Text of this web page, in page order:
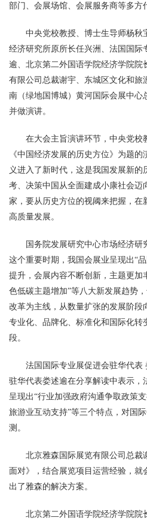
部门、会展场馆、会展服务商等多方
中央党校教授、博士生导师杨秋
经济研究所原所长任兴洲、法国国际
逾、北京第二外国语学院经济学院院
有限公司总裁谢宇、东城区文化和旅
南（绿地国博城）黄河国际会展中心
并做演讲。
在大会主旨演讲环节，中央党校
《中国经济发展的历史方位》为题
义进入了新时代，这是我国发展新的
考、决策中国从全面建成小康社会迈
家，要从历史方位的视阈来把握，在
高质量发展。
国务院发展研究中心市场经济
这个重要时期，我国会展业呈现出“
提升，会展内容不断创新，主题更加
色低碳主题增加”等八大新发展趋势
改革为主线，从数量扩张的发展阶段
专业化、品牌化、标准化和国际化转
段。
法国国际专业展促进会驻华代表
驻华代表娄述逾在分享解读中表示，
呈现出“行业加强政府沟通争取政策
旅游业互动支持”等三个特点，对国
测。
北京雅森国际展览有限公司总裁
面对》，结合展览项目运营经验，
出了雅森的解决方案。
北京第二外国语学院经济学院院